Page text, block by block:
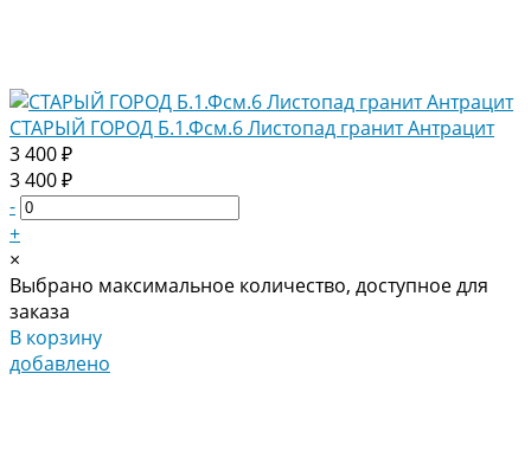
СТАРЫЙ ГОРОД Б.1.Фсм.6 Листопад гранит Антрацит
3 400 ₽
3 400 ₽
-
+
×
Выбрано максимальное количество, доступное для
заказа
В корзину
добавлено